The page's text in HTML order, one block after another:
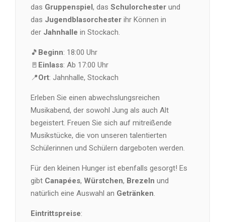
das Gruppenspiel, das Schulorchester und
das Jugendblasorchester ihr Können in
der Jahnhalle in Stockach.
🎵 Beginn: 18:00 Uhr
🚪 Einlass: Ab 17:00 Uhr
📍Ort: Jahnhalle, Stockach
Erleben Sie einen abwechslungsreichen
Musikabend, der sowohl Jung als auch Alt
begeistert. Freuen Sie sich auf mitreißende
Musikstücke, die von unseren talentierten
Schülerinnen und Schülern dargeboten werden.
Für den kleinen Hunger ist ebenfalls gesorgt! Es
gibt Canapées, Würstchen, Brezeln und
natürlich eine Auswahl an Getränken.
Eintrittspreise: